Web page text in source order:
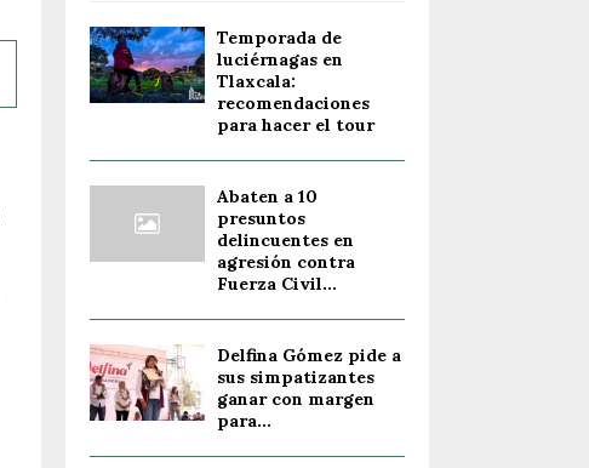
Temporada de
luciérnagas en
Tlaxcala:
recomendaciones
para hacer el tour
Abaten a 10
presuntos
delincuentes en
agresión contra
Fuerza Civil...
Delfina Gómez pide a
sus simpatizantes
ganar con margen
para...